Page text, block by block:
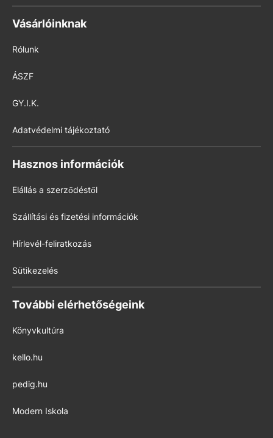
Vásárlóinknak
Rólunk
ÁSZF
GY.I.K.
Adatvédelmi tájékoztató
Hasznos információk
Elállás a szerződéstől
Szállítási és fizetési információk
Hírlevél-feliratkozás
Sütikezelés
További elérhetőségeink
Könyvkultúra
kello.hu
pedig.hu
Modern Iskola